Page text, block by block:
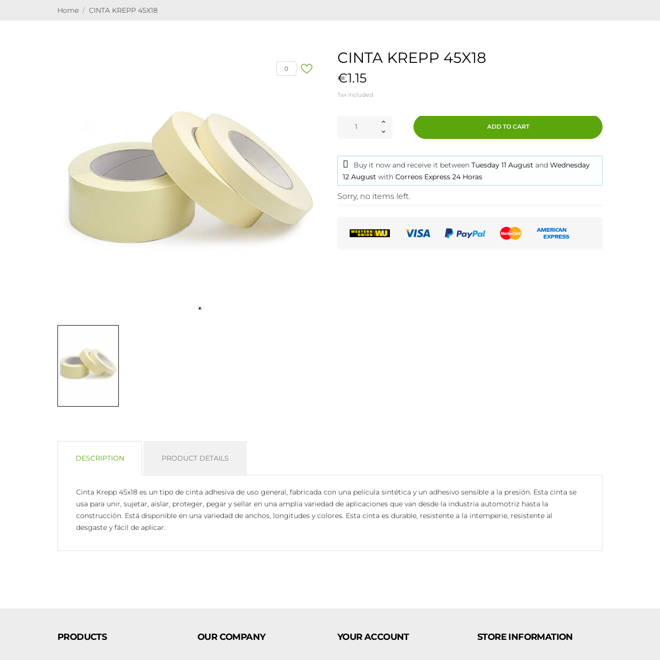
Home CINTA KREPP 45X18
0
CINTA KREPP 45X18
€1.15
Tax included
ADD TO CART
Buy it now and receive it between Tuesday 11 August and Wednesday
12 August with Correos Express 24 Horas
Sorry, no items left.
DESCRIPTION PRODUCT DETAILS
Cinta Krepp 45x18 es un tipo de cinta adhesiva de uso general, fabricada con una película sintética y un adhesivo sensible a la presión. Esta cinta se
usa para unir, sujetar, aislar, proteger, pegar y sellar en una amplia variedad de aplicaciones que van desde la industria automotriz hasta la
construcción. Está disponible en una variedad de anchos, longitudes y colores. Esta cinta es durable, resistente a la intemperie, resistente al
desgaste y fácil de aplicar.
PRODUCTS OUR COMPANY YOUR ACCOUNT STORE INFORMATION